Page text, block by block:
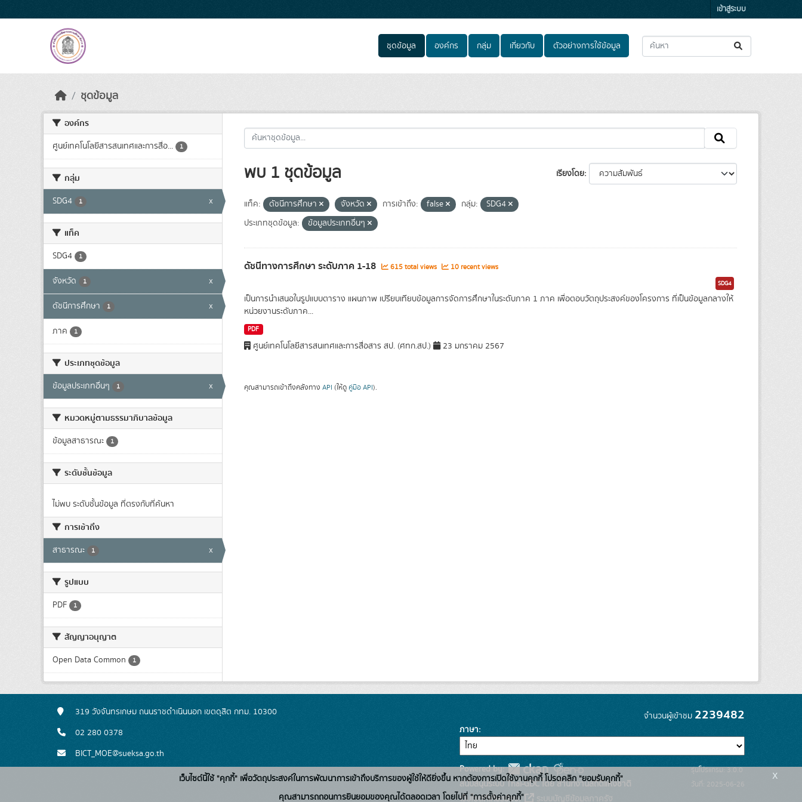
เข้าสู่ระบบ
ชุดข้อมูล องค์กร กลุ่ม เกี่ยวกับ ตัวอย่างการใช้ข้อมูล
ชุดข้อมูล
องค์กร
ศูนย์เทคโนโลยีสารสนเทศและการสื่อ... 1
กลุ่ม
SDG4 1 x
แท็ค
SDG4 1
จังหวัด 1 x
ดัชนีการศึกษา 1 x
ภาค 1
ประเภทชุดข้อมูล
ข้อมูลประเภทอื่นๆ 1 x
หมวดหมู่ตามธรรมาภิบาลข้อมูล
ข้อมูลสาธารณะ 1
ระดับชั้นข้อมูล
ไม่พบ ระดับชั้นข้อมูล ที่ตรงกับที่ค้นหา
การเข้าถึง
สาธารณะ 1 x
รูปแบบ
PDF 1
สัญญาอนุญาต
Open Data Common 1
เรียงโดย
พบ 1 ชุดข้อมูล
แท็ค: ดัชนีการศึกษา จังหวัด การเข้าถึง: false กลุ่ม:
SDG4
ประเภทชุดข้อมูล:
ข้อมูลประเภทอื่นๆ
ดัชนีทางการศึกษา ระดับภาค 1-18 615 total views 10 recent views
SDG4
เป็นการนำเสนอในรูปแบบตาราง แผนภาพ เปรียบเทียบข้อมูลการจัดการศึกษาในระดับภาค 1 ภาค เพื่อตอบวัตถุประสงค์ของโครงการ ที่เป็นข้อมูลกลางให้
หน่วยงานระดับภาค...
PDF
ศูนย์เทคโนโลยีสารสนเทศและการสื่อสาร สป. (ศทก.สป.) 23 มกราคม 2567
คุณสามารถเข้าถึงคลังทาง API (ให้ดู คู่มือ API).
319 วังจันทรเกษม ถนนราชดำเนินนอก เขตดุสิต กทม. 10300
02 280 0378
BICT_MOE@sueksa.go.th
จำนวนผู้เข้าชม 2239482
ภาษา
Powered by:
สนับสนุนระบบ Thai-GDC โดย สำนักงานสถิติแห่งชาติ
เว็บไซต์ที่เกี่ยวข้อง:
รุ่นโปรแกรม: 3.0.0
วันที่: 2025-06-26
เว็บไซต์นี้ใช้ "คุกกี้" เพื่อวัตถุประสงค์ในการพัฒนาการเข้าถึงบริการของผู้ใช้ให้ดียิ่งขึ้น หากต้องการเปิดใช้งานคุกกี้ โปรดคลิก "ยอมรับคุกกี้"
คุณสามารถถอนการยินยอมของคุณได้ตลอดเวลา โดยไปที่ "การตั้งค่าคุกกี้"
x